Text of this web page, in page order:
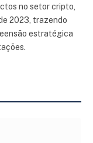
no setor cripto,
2023, trazendo
estratégica